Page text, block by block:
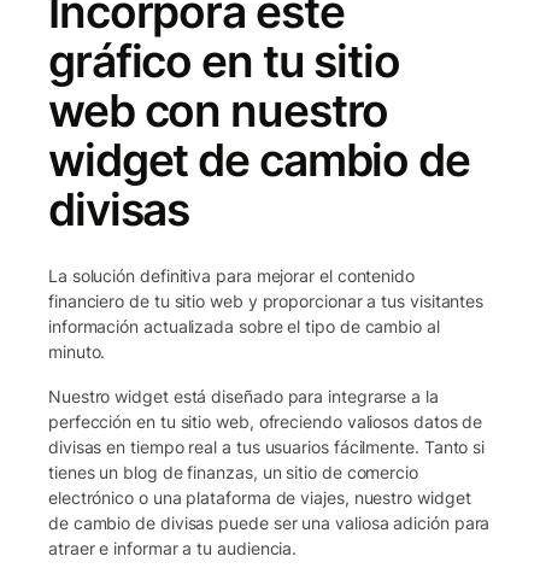
Incorpora este
gráfico en tu sitio
web con nuestro
widget de cambio de
divisas
La solución definitiva para mejorar el contenido
financiero de tu sitio web y proporcionar a tus visitantes
información actualizada sobre el tipo de cambio al
minuto.
Nuestro widget está diseñado para integrarse a la
perfección en tu sitio web, ofreciendo valiosos datos de
divisas en tiempo real a tus usuarios fácilmente. Tanto si
tienes un blog de finanzas, un sitio de comercio
electrónico o una plataforma de viajes, nuestro widget
de cambio de divisas puede ser una valiosa adición para
atraer e informar a tu audiencia.